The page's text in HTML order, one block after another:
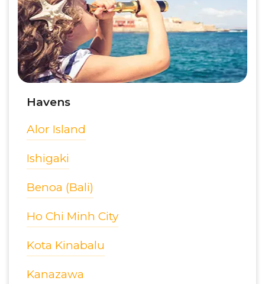
Havens
Alor Island
Ishigaki
Benoa (Bali)
Ho Chi Minh City
Kota Kinabalu
Kanazawa